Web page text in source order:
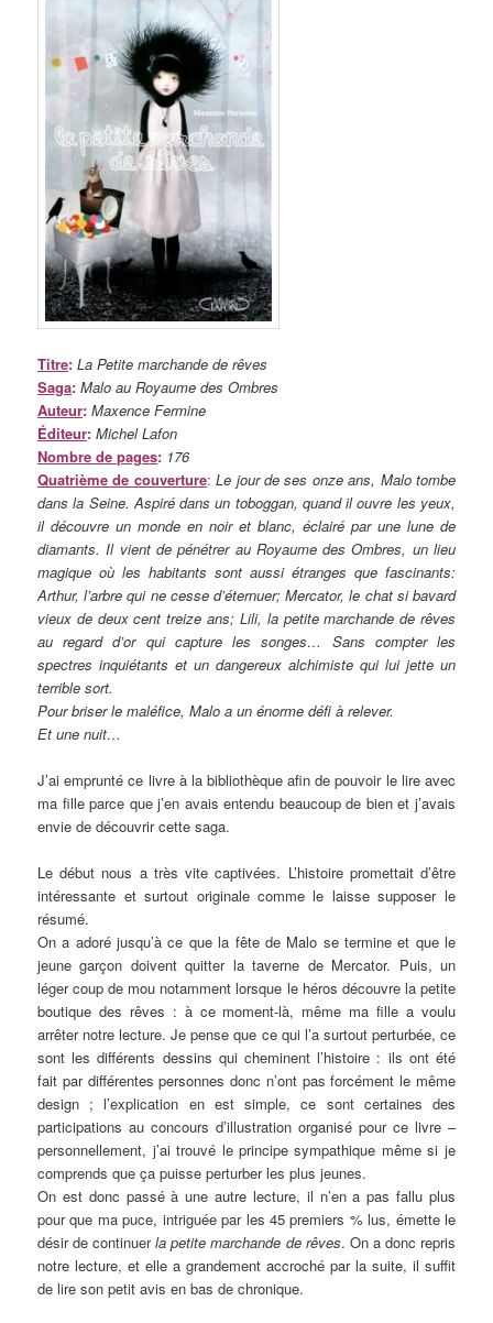
Titre: La Petite marchande de rêves
Saga: Malo au Royaume des Ombres
Auteur:Maxence Fermine
Éditeur: Michel Lafon
Nombre de pages: 176
Quatrième de couverture: Le jour de ses onze ans, Malo tombe
dans la Seine. Aspiré dans un toboggan, quand il ouvre les yeux,
il découvre un monde en noir et blanc, éclairé par une lune de
diamants. Il vient de pénétrer au Royaume des Ombres, un lieu
magique où les habitants sont aussi étranges que fascinants:
Arthur, l’arbre qui ne cesse d’éternuer; Mercator, le chat si bavard
vieux de deux cent treize ans; Lili, la petite marchande de rêves
au regard d’or qui capture les songes… Sans compter les
spectres inquiétants et un dangereux alchimiste qui lui jette un
terrible sort.
Pour briser le maléfice, Malo a un énorme défi à relever.
Et une nuit…
J’ai emprunté ce livre à la bibliothèque afin de pouvoir le lire avec
ma fille parce que j’en avais entendu beaucoup de bien et j’avais
envie de découvrir cette saga.
Le début nous a très vite captivées. L’histoire promettait d’être
intéressante et surtout originale comme le laisse supposer le
résumé.
On a adoré jusqu’à ce que la fête de Malo se termine et que le
jeune garçon doivent quitter la taverne de Mercator. Puis, un
léger coup de mou notamment lorsque le héros découvre la petite
boutique des rêves : à ce moment-là, même ma fille a voulu
arrêter notre lecture. Je pense que ce qui l’a surtout perturbée, ce
sont les différents dessins qui cheminent l’histoire : ils ont été
fait par différentes personnes donc n’ont pas forcément le même
design ; l’explication en est simple, ce sont certaines des
participations au concours d’illustration organisé pour ce livre –
personnellement, j’ai trouvé le principe sympathique même si je
comprends que ça puisse perturber les plus jeunes.
On est donc passé à une autre lecture, il n’en a pas fallu plus
pour que ma puce, intriguée par les 45 premiers % lus, émette le
désir de continuerla petite marchande de rêves. On a donc repris
notre lecture, et elle a grandement accroché par la suite, il suffit
de lire son petit avis en bas de chronique.